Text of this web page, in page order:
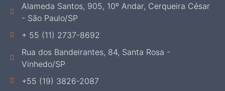
Alameda Santos, 905, 10º Andar, Cerqueira César
- São Paulo/SP
+ 55 (11) 2737-8692
Rua dos Bandeirantes, 84, Santa Rosa -
Vinhedo/SP
+55 (19) 3826-2087